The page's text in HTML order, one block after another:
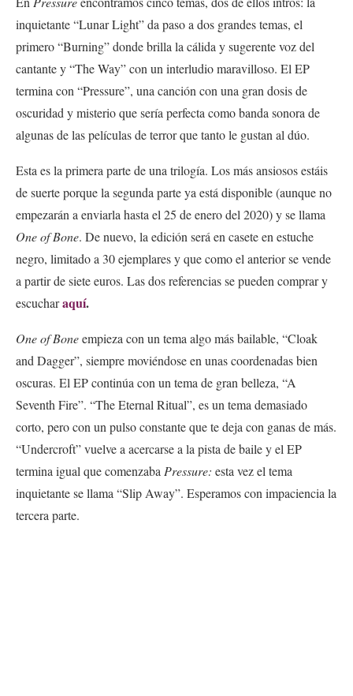
inquietante “Lunar Light” da paso a dos grandes temas, el
primero “Burning” donde brilla la cálida y sugerente voz del
cantante y “The Way” con un interludio maravilloso. El EP
termina con “Pressure”, una canción con una gran dosis de
oscuridad y misterio que sería perfecta como banda sonora de
algunas de las películas de terror que tanto le gustan al dúo.
Esta es la primera parte de una trilogía. Los más ansiosos estáis
de suerte porque la segunda parte ya está disponible (aunque no
empezarán a enviarla hasta el 25 de enero del 2020) y se llama
One of Bone. De nuevo, la edición será en casete en estuche
negro, limitado a 30 ejemplares y que como el anterior se vende
a partir de siete euros. Las dos referencias se pueden comprar y
escucharaquí.
One of Boneempieza con un tema algo más bailable, “Cloak
and Dagger”, siempre moviéndose en unas coordenadas bien
oscuras. El EP continúa con un tema de gran belleza, “A
Seventh Fire”. “The Eternal Ritual”, es un tema demasiado
corto, pero con un pulso constante que te deja con ganas de más.
“Undercroft” vuelve a acercarse a la pista de baile y el EP
termina igual que comenzabaPressure: esta vez el tema
inquietante se llama “Slip Away”. Esperamos con impaciencia la
tercera parte.